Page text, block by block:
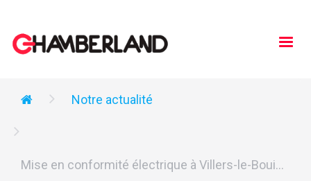
Notre actualité
Mise en conformité électrique à Villers-le-Boui...